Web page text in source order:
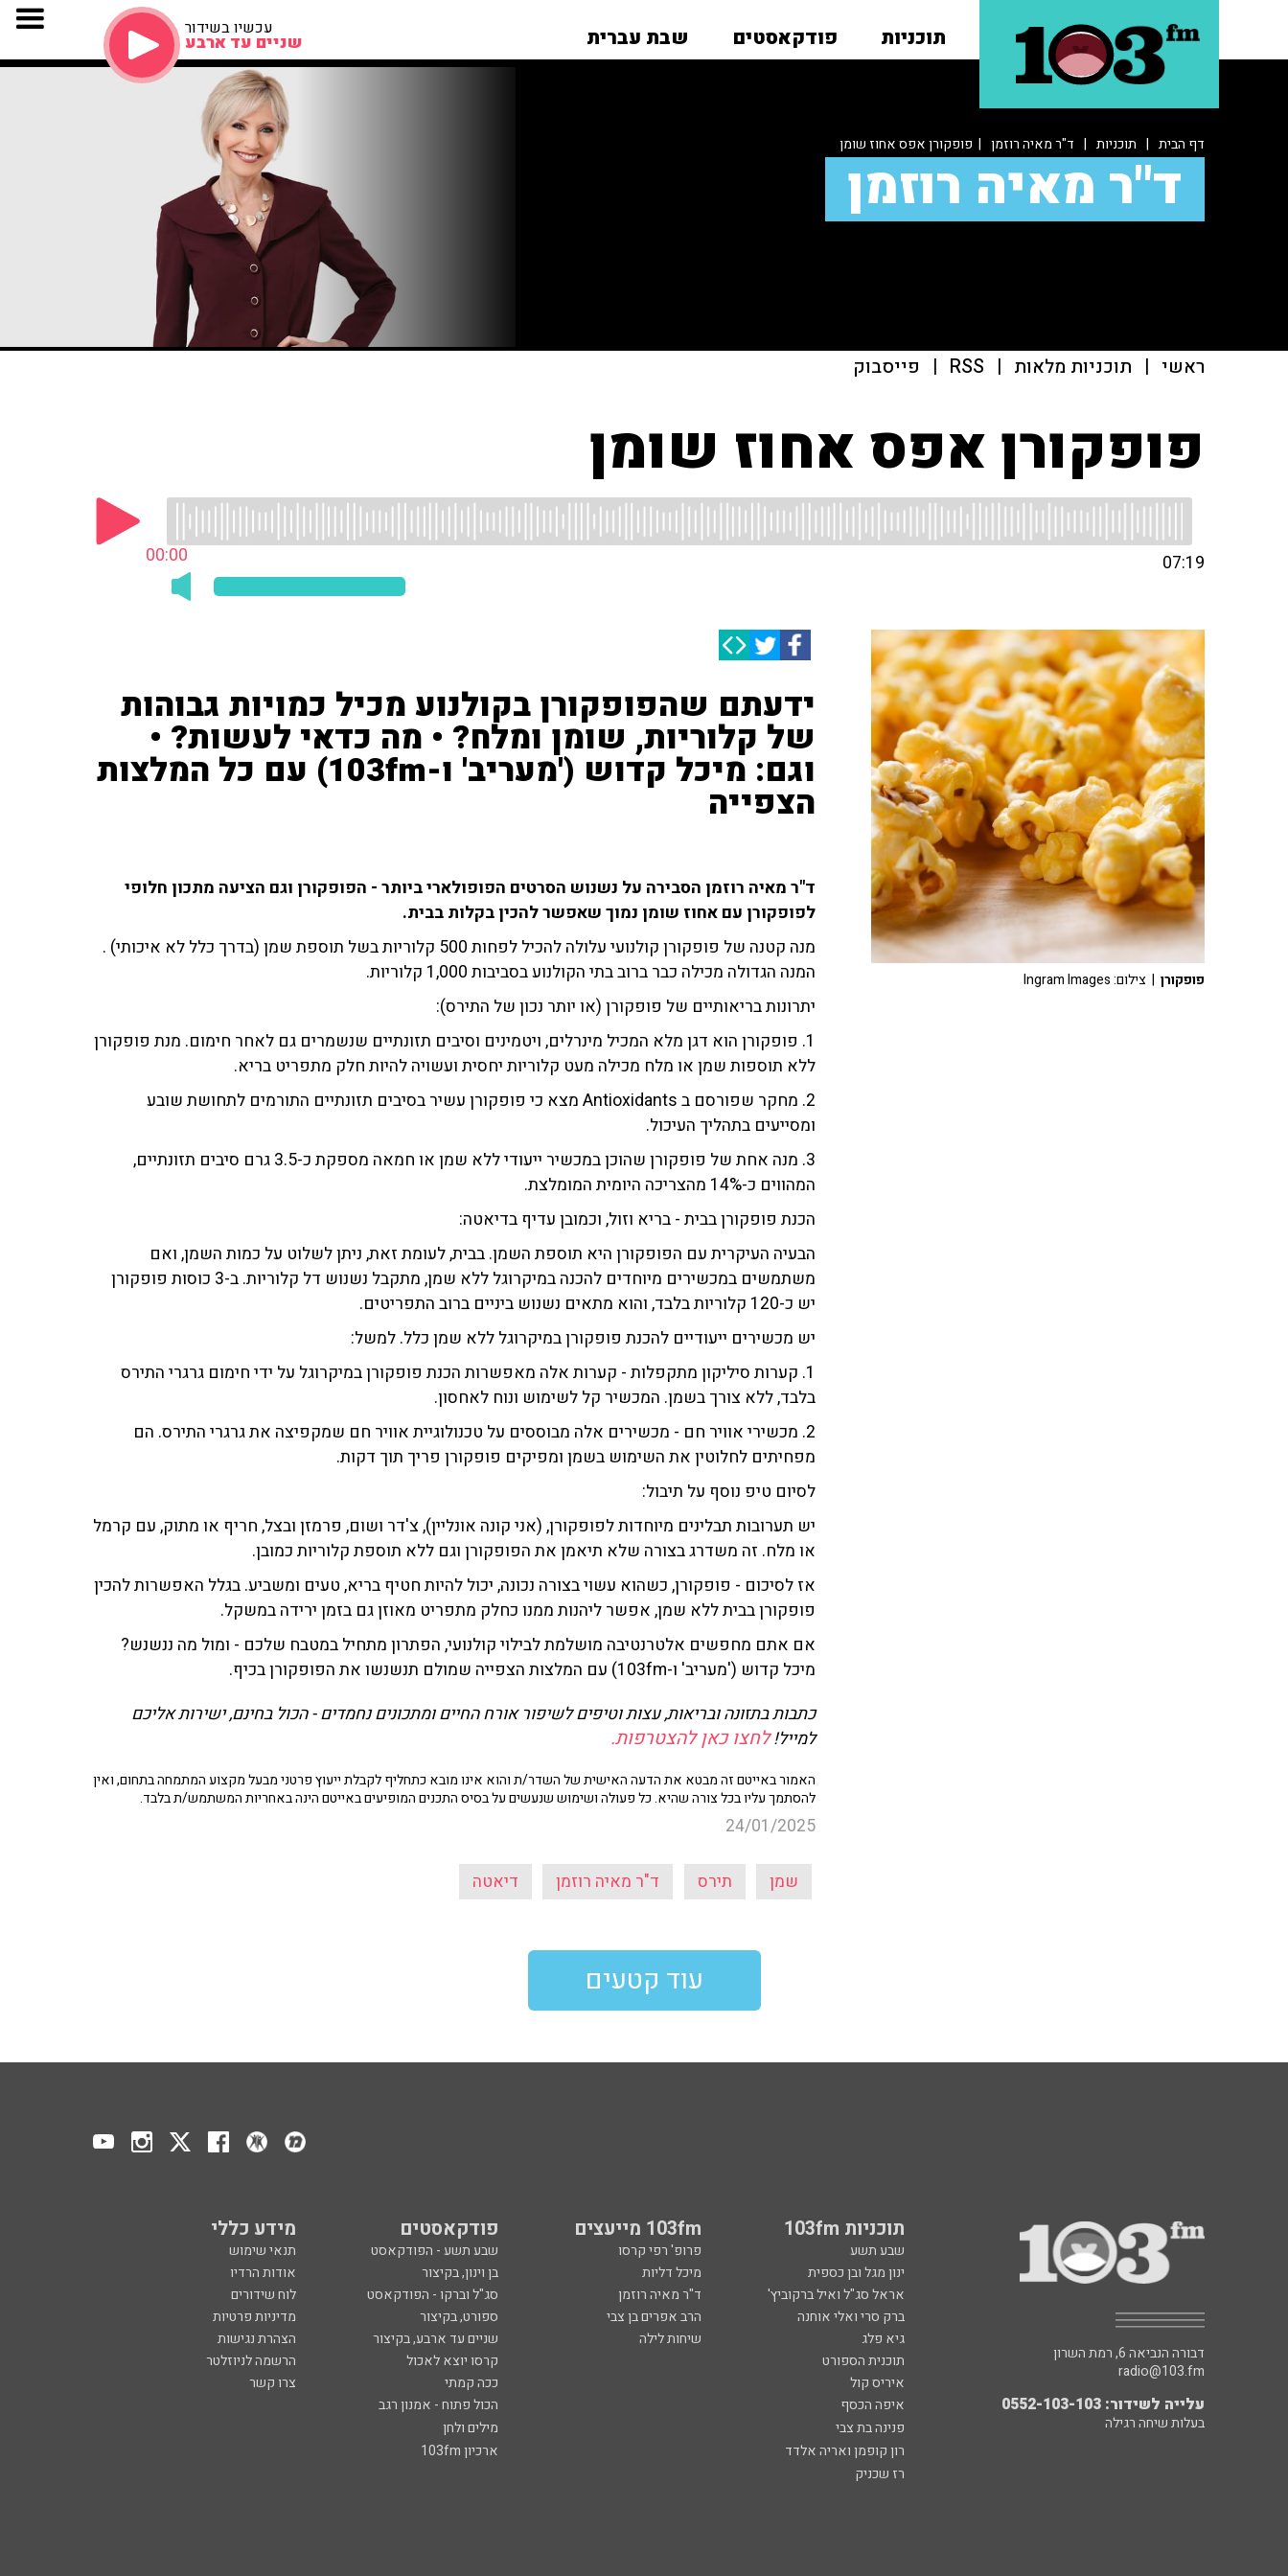
תוכניות פודקאסטים שבת עברית עכשיו בשידור
שניים עד ארבע
דף הבית | תוכניות | ד"ר מאיה רוזמן | פופקורן אפס אחוז שומן
ד"ר מאיה רוזמן
ראשי | תוכניות מלאות |
RSS
| פייסבוק
פופקורן אפס אחוז שומן
00:00 07:19
ידעתם שהפופקורן בקולנוע מכיל כמויות גבוהות
של קלוריות, שומן ומלח? • מה כדאי לעשות? •
וגם: מיכל קדוש ('מעריב' ו-103fm) עם כל המלצות
הצפייה
ד"ר מאיה רוזמן הסבירה על נשנוש הסרטים הפופולארי ביותר - הפופקורן וגם הציעה מתכון חלופי
לפופקורן עם אחוז שומן נמוך שאפשר להכין בקלות בבית.
מנה קטנה של פופקורן קולנועי עלולה להכיל לפחות 500 קלוריות בשל תוספת שמן (בדרך כלל לא איכותי) .
המנה הגדולה מכילה כבר ברוב בתי הקולנוע בסביבות 1,000 קלוריות.
יתרונות בריאותיים של פופקורן (או יותר נכון של התירס):
1. פופקורן הוא דגן מלא המכיל מינרלים, ויטמינים וסיבים תזונתיים שנשמרים גם לאחר חימום. מנת פופקורן
ללא תוספות שמן או מלח מכילה מעט קלוריות יחסית ועשויה להיות חלק מתפריט בריא.
2. מחקר שפורסם ב Antioxidants מצא כי פופקורן עשיר בסיבים תזונתיים התורמים לתחושת שובע
ומסייעים בתהליך העיכול.
3. מנה אחת של פופקורן שהוכן במכשיר ייעודי ללא שמן או חמאה מספקת כ-3.5 גרם סיבים תזונתיים,
המהווים כ-14% מהצריכה היומית המומלצת.
הכנת פופקורן בבית - בריא וזול, וכמובן עדיף בדיאטה:
הבעיה העיקרית עם הפופקורן היא תוספת השמן. בבית, לעומת זאת, ניתן לשלוט על כמות השמן, ואם
משתמשים במכשירים מיוחדים להכנה במיקרוגל ללא שמן, מתקבל נשנוש דל קלוריות. ב-3 כוסות פופקורן
יש כ-120 קלוריות בלבד, והוא מתאים נשנוש ביניים ברוב התפריטים.
יש מכשירים ייעודיים להכנת פופקורן במיקרוגל ללא שמן כלל. למשל:
1. קערות סיליקון מתקפלות - קערות אלה מאפשרות הכנת פופקורן במיקרוגל על ידי חימום גרגרי התירס
בלבד, ללא צורך בשמן. המכשיר קל לשימוש ונוח לאחסון.
2. מכשירי אוויר חם - מכשירים אלה מבוססים על טכנולוגיית אוויר חם שמקפיצה את גרגרי התירס. הם
מפחיתים לחלוטין את השימוש בשמן ומפיקים פופקורן פריך תוך דקות.
לסיום טיפ נוסף על תיבול:
יש תערובות תבלינים מיוחדות לפופקורן, (אני קונה אונליין), צ'דר ושום, פרמזן ובצל, חריף או מתוק, עם קרמל
או מלח. זה משדרג בצורה שלא תיאמן את הפופקורן וגם ללא תוספת קלוריות כמובן.
אז לסיכום - פופקורן, כשהוא עשוי בצורה נכונה, יכול להיות חטיף בריא, טעים ומשביע. בגלל האפשרות להכין
פופקורן בבית ללא שמן, אפשר ליהנות ממנו כחלק מתפריט מאוזן גם בזמן ירידה במשקל.
אם אתם מחפשים אלטרנטיבה מושלמת לבילוי קולנועי, הפתרון מתחיל במטבח שלכם - ומול מה ננשנש?
מיכל קדוש ('מעריב' ו-103fm) עם המלצות הצפייה שמולם תנשנשו את הפופקורן בכיף.
כתבות בתזונה ובריאות, עצות וטיפים לשיפור אורח החיים ומתכונים נחמדים - הכול בחינם, ישירות אליכם
למייל!לחצו כאן להצטרפות.
האמור באייטם זה מבטא את הדעה האישית של השדר/ת והוא אינו מובא כתחליף לקבלת ייעוץ פרטני מבעל מקצוע המתמחה בתחום, ואין
להסתמך עליו בכל צורה שהיא. כל פעולה ושימוש שנעשים על בסיס התכנים המופיעים באייטם הינה באחריות המשתמש/ת בלבד.
24/01/2025
שמן תירס ד"ר מאיה רוזמן דיאטה
פופקורן | צילום: Ingram Images
עוד קטעים
תוכניות 103fm 103fm מייעצים פודקאסטים מידע כללי
שבע תשע פרופ' רפי קרסו שבע תשע - הפודקאסט
תנאי שימוש
ינון מגל ובן כספית
מיכל דליות בן וינון, בקיצור
אודות הרדיו
אראל סג"ל ואיל ברקוביץ'
ד"ר מאיה רוזמן סג"ל וברקו - הפודקאסט
לוח שידורים
ברק סרי ואלי אוחנה
הרב אפרים בן צבי ספורט, בקיצור
מדיניות פרטיות
גיא פלג
שיחות לילה שניים עד ארבע, בקיצור
הצהרת נגישות
תוכנית הספורט
קרסו יוצא לאכול
הרשמה לניוזלטר
איריס קול
ככה קמתי
צרו קשר
איפה הכסף
הכול פתוח - אמנון רגב
פנינה בת צבי
מילים ולחן
רון קופמן ואריה אלדד
ארכיון 103fm
רז שכניק
דבורה הנביאה 6, רמת השרון
radio@103.fm
עלייה לשידור: 0552-103-103
בעלות שיחה רגילה